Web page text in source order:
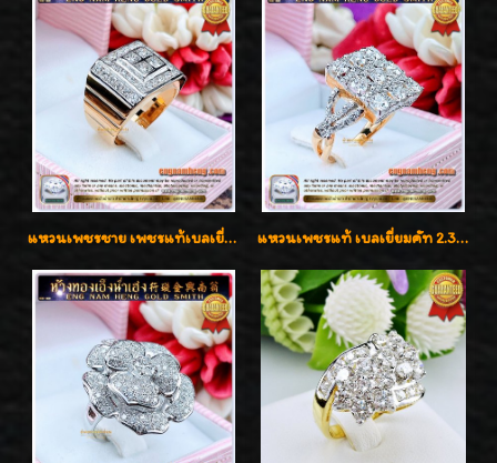
แหวนเพชรชาย เพชรแท้เบลเยี่ยมคัท น้ำ100% D-Color/VVS 2.46 กะรัต แหวนเพชรแท้ เบลเยี่ยมคัท 2.39 กะรัต น้ำ 98 F-Color/VVS ดีไซน์หน้ากว้างหรูเต็มนิ้ว